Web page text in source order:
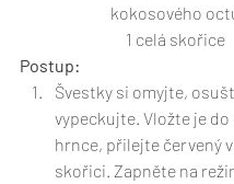
kokosového
1 celá skořice
Postup:
Švestky si omyjte,
vypeckujte. Vložte je
hrnce, přilejte červený
skořici. Zapněte na